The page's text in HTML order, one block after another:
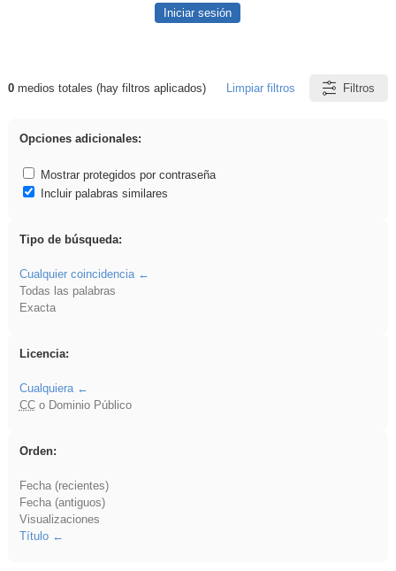
Iniciar sesión
Resultados de: Benagulu
0medios totales (hay filtros aplicados) Limpiar filtros Filtros
Opciones adicionales:
Mostrar protegidos por contraseña
Incluir palabras similares
Tipo de búsqueda:
Cualquier coincidencia
Todas las palabras
Exacta
Licencia:
Cualquiera
CCo Dominio Público
Orden:
Fecha (recientes)
Fecha (antiguos)
Visualizaciones
Título